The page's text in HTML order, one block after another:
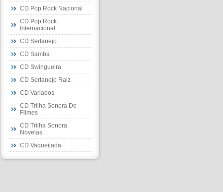
CD Pop Rock Nacional
CD Pop Rock
Internacional
CD Sertanejo
CD Samba
CD Swingueira
CD Sertanejo Raiz
CD Variados
CD Trilha Sonora De
Filmes
CD Trilha Sonora
Novelas
CD Vaqueijada